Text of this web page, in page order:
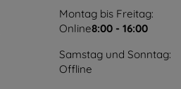
Montag bis Freitag:
Online8:00 - 16:00
Samstag und Sonntag:
Offline